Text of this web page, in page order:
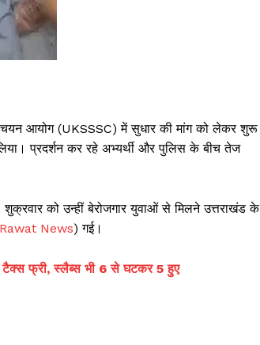
आयोग (UKSSSC) में सुधार की मांग को लेकर शुरू
प्रदर्शन कर रहे अभ्यर्थी और पुलिस के बीच तेज
को उन्हीं बेरोजगार युवाओं से मिलने उत्तराखंड के
News) गई।
फ्री, स्लैब्स भी 6 से घटकर 5 हुए